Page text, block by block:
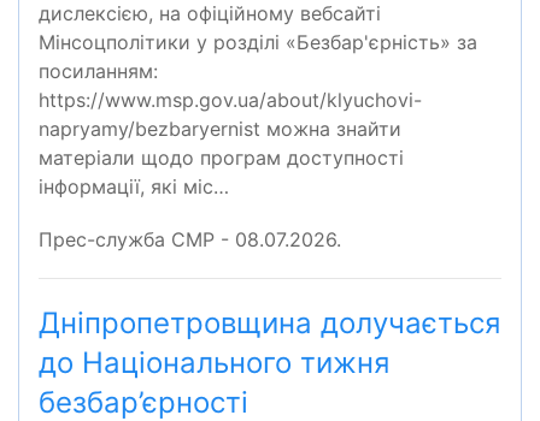
дислексією, на офіційному вебсайті
Мінсоцполітики у розділі «Безбар'єрність» за
посиланням:
https://www.msp.gov.ua/about/klyuchovi-
napryamy/bezbaryernist можна знайти
матеріали щодо програм доступності
інформації, які міс…
Прес-служба СМР - 08.07.2026.
Дніпропетровщина долучається
до Національного тижня
безбар’єрності